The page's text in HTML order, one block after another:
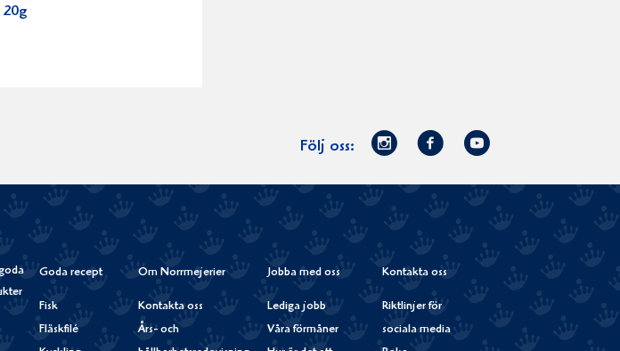
Följ oss:
Norrmejerier
Instagram
Facebook
Youtube
Goda recept
Fisk
Fläskfilé
Om Norrmejerier
Kontakta oss
Års- och
Jobba med oss
Lediga jobb
Våra förmåner
Kontakta oss
Riktlinjer för
sociala media